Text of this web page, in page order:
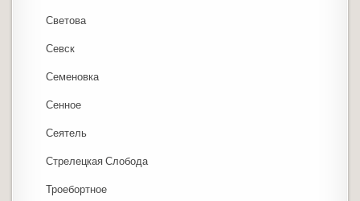
Светова
Севск
Семеновка
Сенное
Сеятель
Стрелецкая Слобода
Троебортное